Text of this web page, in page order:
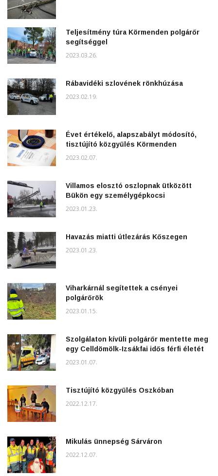
Teljesítmény túra Körmenden polgárőr
segítséggel
2023.03.26.
Rábavidéki szlovének rönkhúzása
2023.02.19.
Évet értékelő, alapszabályt módosító,
tisztújító közgyűlés Körmenden
2023.02.07.
Villamos elosztó oszlopnak ütközött
Bükön egy személygépkocsi
2023.01.23.
Havazás miatti útlezárás Kőszegen
2023.01.23.
Viharkárnál segítettek a csényei
polgárőrök
2023.01.15.
Szolgálaton kívüli polgárőr mentette meg
egy Celldömölk-Izsákfai idős férfi életét
2023.01.07.
Tisztújító közgyűlés Oszkóban
2022.12.17.
Mikulás ünnepség Sárváron
2022.12.07.